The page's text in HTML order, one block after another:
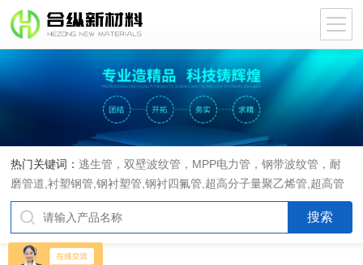
热门关键词：逃生管，双壁波纹管，MPP电力管，钢带波纹管，耐
磨管道,衬塑钢管,钢衬塑管,钢衬四氟管,超高分子量聚乙烯管,超高管